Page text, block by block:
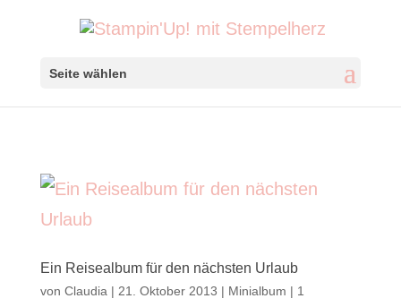
Seite wählen
Ein Reisealbum für den nächsten Urlaub
von Claudia | 21. Oktober 2013 | Minialbum | 1